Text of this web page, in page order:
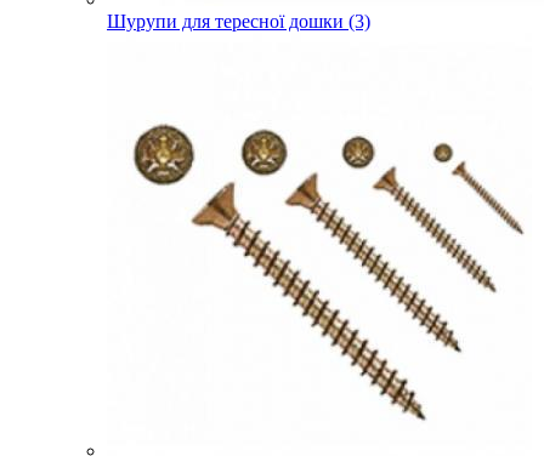
Шурупи для тересної дошки (3)